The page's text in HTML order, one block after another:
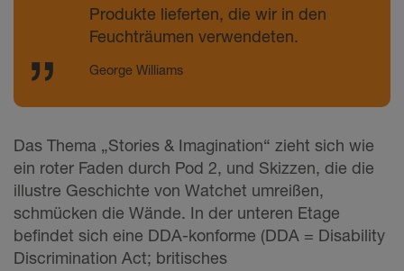
Produkte lieferten, die wir in den
Feuchträumen verwendeten.
George Williams
Das Thema „Stories & Imagination“ zieht sich wie
ein roter Faden durch Pod 2, und Skizzen, die die
illustre Geschichte von Watchet umreißen,
schmücken die Wände. In der unteren Etage
befindet sich eine DDA-konforme (DDA = Disability
Discrimination Act; britisches